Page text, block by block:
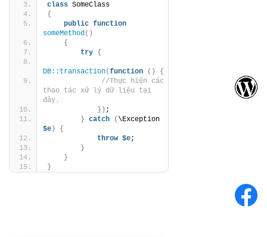
class SomeClass
{
public function
someMethod()
{
try {
DB::transaction(function ()
{
//Thực hiện các
thao tác xử lý dữ liệu tại
đây.
}) ;
} catch (
$e )
{
throw $e;
}
}
}